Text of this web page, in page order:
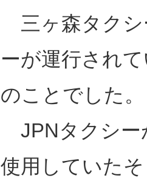
三ヶ森タクシ
ーが運行され
のことでした。
JPNタクシー
使用していた